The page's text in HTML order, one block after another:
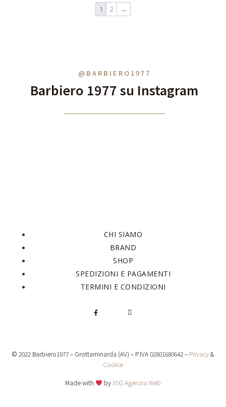
1 2 →
@BARBIERO1977
Barbiero 1977 su Instagram
CHI SIAMO
BRAND
SHOP
SPEDIZIONI E PAGAMENTI
TERMINI E CONDIZIONI
© 2022 Barbiero1977 – Grottaminarda (AV) – P.IVA 02801680642 – Privacy&
Cookie
Made with byX5G Agenzia Web